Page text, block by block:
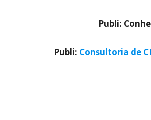
Publi:
Publi: Consultoria de